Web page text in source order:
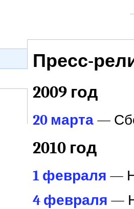
Пресс-
2009 год
20 марта —
2010 год
1 февраля —
4 февраля —